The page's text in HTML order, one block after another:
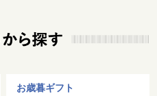
お歳暮ギフト